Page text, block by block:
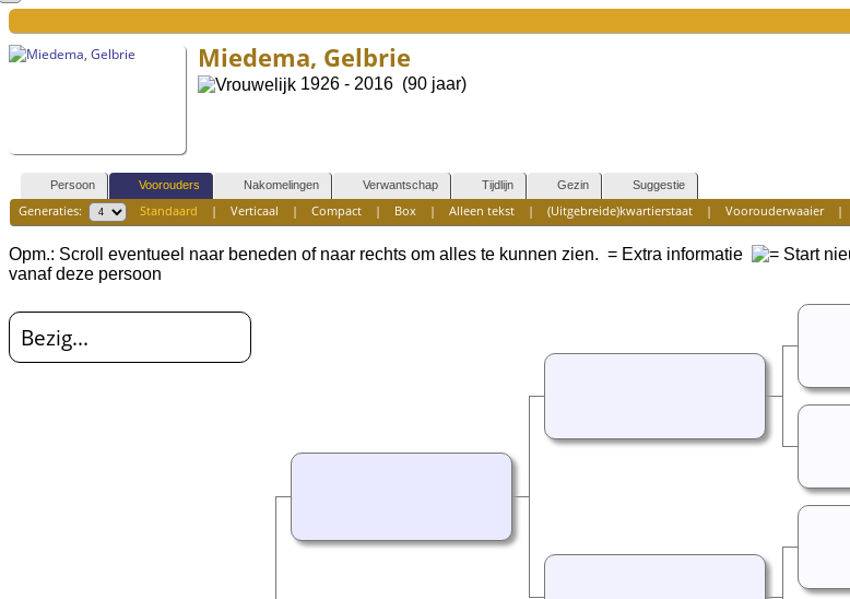
Miedema, Gelbrie
1926 - 2016 (90 jaar)
Persoon Voorouders Nakomelingen Verwantschap Tijdlijn Gezin Suggestie
Generaties: Standaard | Verticaal | Compact| Box| Alleen tekst| (Uitgebreide)kwartierstaat| Voorouderwaaier|
Opm.: Scroll eventueel naar beneden of naar rechts om alles te kunnen zien. = Extra informatie
vanaf deze persoon
Bezig...